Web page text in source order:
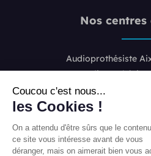
Coucou c'est nous...
les Cookies !
On a attendu d'être sûrs que le
ce site vous intéresse avant de vous
déranger, mais on aimerait bien vous
Nos
Audioprothésiste
Audioprothésiste